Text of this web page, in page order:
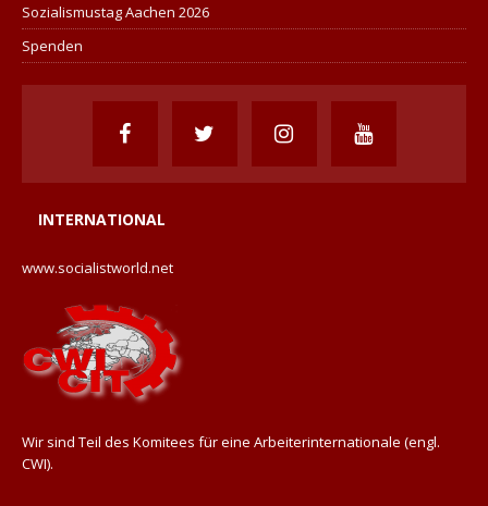
Sozialismustag Aachen 2026
Spenden
INTERNATIONAL
www.socialistworld.net
Wir sind Teil des Komitees für eine Arbeiterinternationale (engl.
CWI).